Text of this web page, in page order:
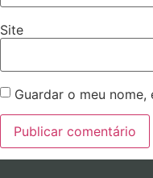
Site
Guardar o meu